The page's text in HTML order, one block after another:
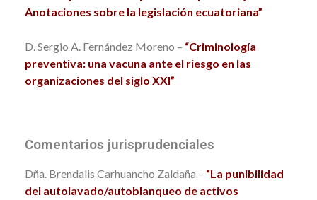
Anotaciones sobre la legislación ecuatoriana”
D. Sergio A. Fernández Moreno – “Criminología
preventiva: una vacuna ante el riesgo en las
organizaciones del siglo XXI”
Comentarios jurisprudenciales
Dña. Brendalis Carhuancho Zaldaña – “La punibilidad
del autolavado/autoblanqueo de activos